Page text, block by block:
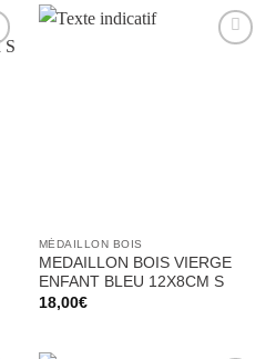
MÉDAILLON BOIS
MEDAILLON BOIS VIERGE
ENFANT BLEU 12X8CM S
18,00€